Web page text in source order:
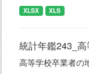
XLSX XLS
統計年鑑243_
高等学校卒業者の